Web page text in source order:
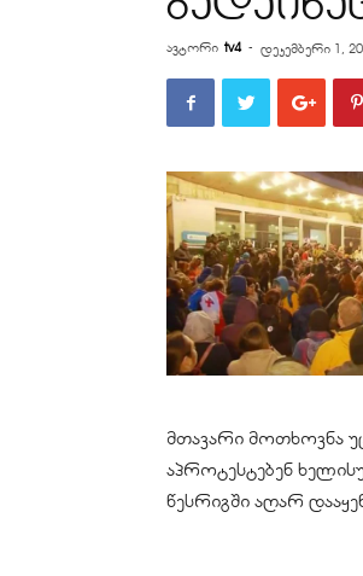
ავტორი tv4 - დეკემბერი 1,
მთავარი მოთხოვნა
აპროტესტებენ
წესრიგში აღარ